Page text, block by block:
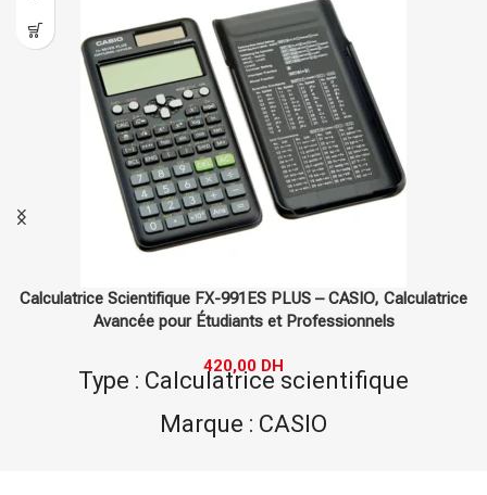
Calculatrice CATIGA CD-2449
Type : Calculatrice
Modèle : CD-2449